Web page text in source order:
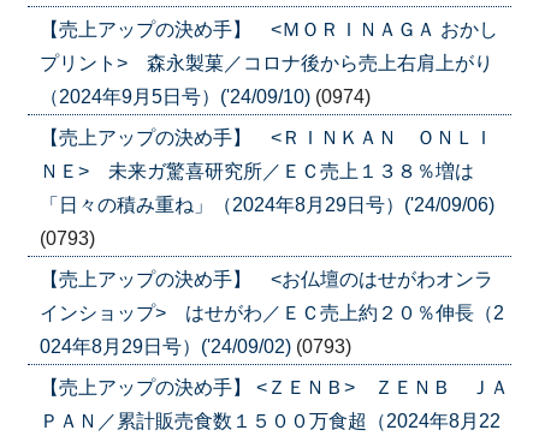
【売上アップの決め手】 <ＭＯＲＩＮＡＧＡ おかし
プリント> 森永製菓／コロナ後から売上右肩上がり
（2024年9月5日号）('24/09/10) (0974)
【売上アップの決め手】 <ＲＩＮＫＡＮ ＯＮＬＩ
ＮＥ> 未来ガ驚喜研究所／ＥＣ売上１３８％増は
「日々の積み重ね」（2024年8月29日号）('24/09/06)
(0793)
【売上アップの決め手】 <お仏壇のはせがわオンラ
インショップ> はせがわ／ＥＣ売上約２０％伸長（2
024年8月29日号）('24/09/02) (0793)
【売上アップの決め手】 <ＺＥＮＢ> ＺＥＮＢ ＪＡ
ＰＡＮ／累計販売食数１５００万食超（2024年8月22